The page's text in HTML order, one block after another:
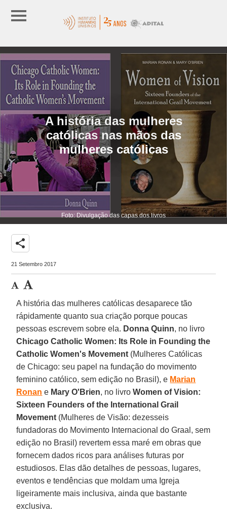
A história das mulheres
católicas nas mãos das
mulheres católicas
Foto: Divulgação das capas dos livros
share
21 Setembro 2017
A história das mulheres católicas desaparece tão
rápidamente quanto sua criação porque poucas
pessoas escrevem sobre ela. Donna Quinn, no livro
Chicago Catholic Women: Its Role in Founding the
Catholic Women's Movement (Mulheres Católicas
de Chicago: seu papel na fundação do movimento
feminino católico, sem edição no Brasil), e Marian
Ronan e Mary O'Brien, no livroWomen of Vision:
Sixteen Founders of the International Grail
Movement (Mulheres de Visão: dezesseis
fundadoras do Movimento Internacional do Graal, sem
edição no Brasil) revertem essa maré em obras que
fornecem dados ricos para análises futuras por
estudiosos. Elas dão detalhes de pessoas, lugares,
eventos e tendências que moldam uma Igreja
ligeiramente mais inclusiva, ainda que bastante
exclusiva.